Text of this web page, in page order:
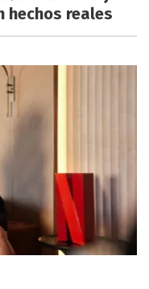
hechos reales